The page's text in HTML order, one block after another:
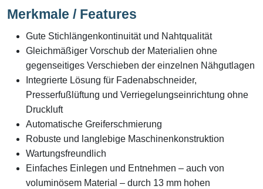
Merkmale / Features
Gute Stichlängenkontinuität und Nahtqualität
Gleichmäßiger Vorschub der Materialien ohne
gegenseitiges Verschieben der einzelnen Nähgutlagen
Integrierte Lösung für Fadenabschneider,
Presserfußlüftung und Verriegelungseinrichtung ohne
Druckluft
Automatische Greiferschmierung
Robuste und langlebige Maschinenkonstruktion
Wartungsfreundlich
Einfaches Einlegen und Entnehmen – auch von
voluminösem Material – durch 13 mm hohen